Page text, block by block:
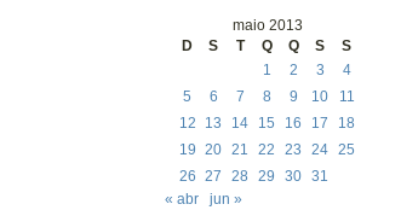
maio 2013
D
S T Q Q S
S
1
2 3
4
5
6 7 8 9 10
11
12
13 14 15 16 17
18
19 20 21 22 23 24 25
26 27 28 29 30 31
« abr
jun »